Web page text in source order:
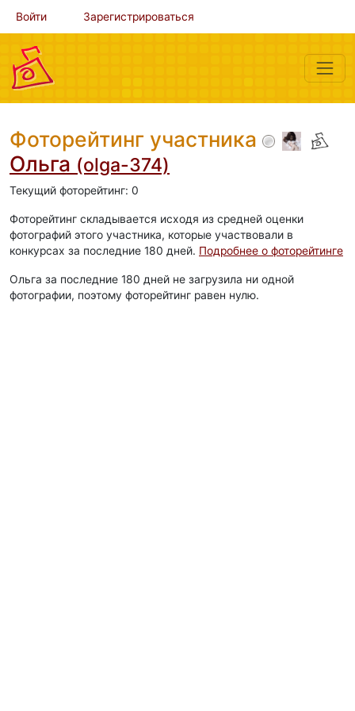
Войти Зарегистрироваться
Фоторейтинг участника
Ольга (olga-374)
Текущий фоторейтинг: 0
Фоторейтинг складывается исходя из средней оценки
фотографий этого участника, которые участвовали в
конкурсах за последние 180 дней. Подробнее о фоторейтинге
Ольга за последние 180 дней не загрузила ни одной
фотографии, поэтому фоторейтинг равен нулю.